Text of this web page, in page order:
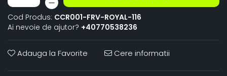
Cod Produs: CCR001-FRV-ROYAL-116
Ai nevoie de ajutor? +40770538236
Adauga la Favorite Cere informatii